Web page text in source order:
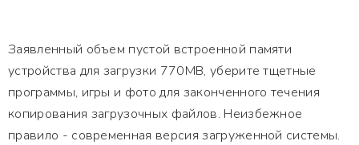
Заявленный объем пустой встроенной памяти
устройства для загрузки 770MB, уберите тщетные
программы, игры и фото для законченного течения
копирования загрузочных файлов. Неизбежное
правило - современная версия загруженной системы.